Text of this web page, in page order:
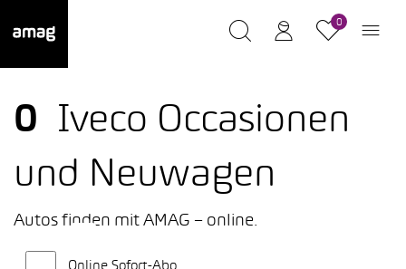
0
0
Iveco Occasionen
und Neuwagen
Autos finden mit AMAG – online.
Online Sofort-Abo